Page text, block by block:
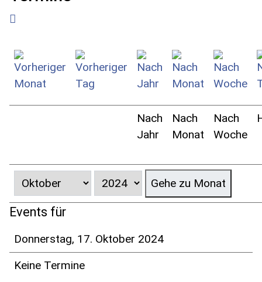
Nach
Jahr
Nach
Monat
Nach
Woche
Gehe zu Monat
Events für
Donnerstag, 17. Oktober 2024
Keine Termine